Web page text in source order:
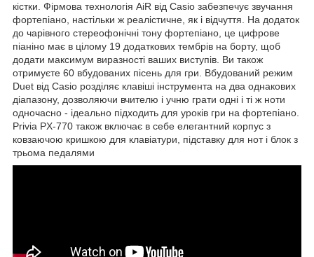
кістки. Фірмова технологія AiR від Casio забезпечує звучання
фортепіано, настільки ж реалістичне, як і відчуття. На додаток
до чарівного стереофонічні тону фортепіано, це цифрове
піаніно має в цілому 19 додаткових тембрів на борту, щоб
додати максимум виразності ваших виступів. Ви також
отримуєте 60 вбудованих пісень для гри. Вбудований режим
Duet від Casio розділяє клавіші інструмента на два однакових
діапазону, дозволяючи вчителю і учню грати одні і ті ж ноти
одночасно - ідеально підходить для уроків гри на фортепіано.
Privia PX-770 також включає в себе елегантний корпус з
ковзаючою кришкою для клавіатури, підставку для нот і блок з
трьома педалями